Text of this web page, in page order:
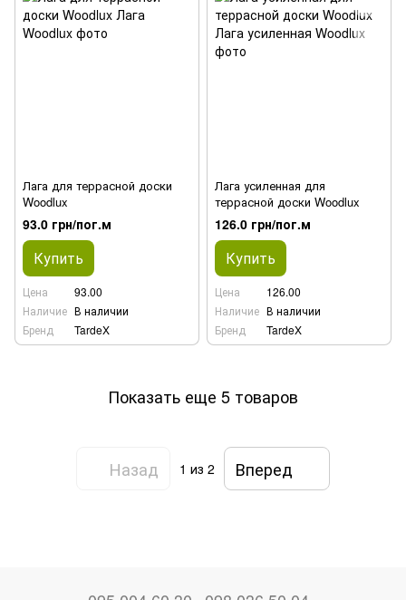
Лага для террасной доски
Woodlux
93.0 грн/пог.м
Купить
Цена
93.00
Наличие В наличии
Бренд
TardeX
Лага усиленная для
террасной доски Woodlux
126.0 грн/пог.м
Купить
Цена
126.00
Наличие В наличии
Бренд
TardeX
Показать еще 5 товаров
Назад 1 из 2 Вперед